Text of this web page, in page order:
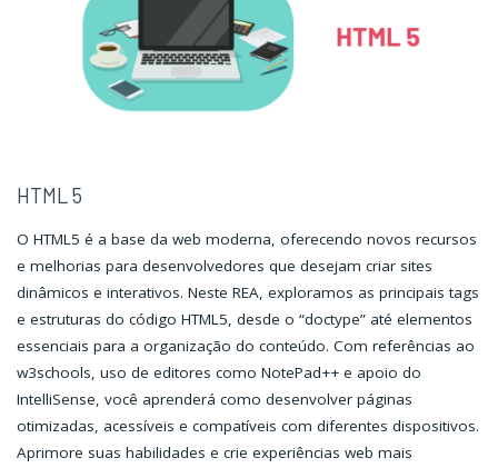
HTML 5
O HTML5 é a base da web moderna, oferecendo novos recursos
e melhorias para desenvolvedores que desejam criar sites
dinâmicos e interativos. Neste REA, exploramos as principais tags
e estruturas do código HTML5, desde o “doctype” até elementos
essenciais para a organização do conteúdo. Com referências ao
w3schools, uso de editores como NotePad++ e apoio do
IntelliSense, você aprenderá como desenvolver páginas
otimizadas, acessíveis e compatíveis com diferentes dispositivos.
Aprimore suas habilidades e crie experiências web mais